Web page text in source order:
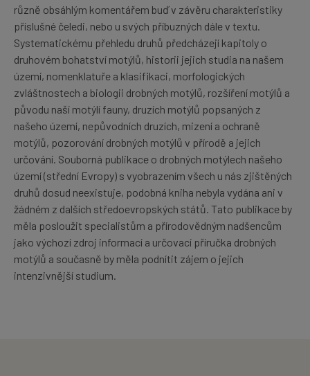
různě obsáhlým komentářem buď v závěru charakteristiky
příslušné čeledi, nebo u svých příbuzných dále v textu.
Systematickému přehledu druhů předcházejí kapitoly o
druhovém bohatství motýlů, historii jejich studia na našem
území, nomenklatuře a klasifikaci, morfologických
zvláštnostech a biologii drobných motýlů, rozšíření motýlů a
původu naší motýlí fauny, druzích motýlů popsaných z
našeho území, nepůvodních druzích, mizení a ochraně
motýlů, pozorování drobných motýlů v přírodě a jejich
určování. Souborná publikace o drobných motýlech našeho
území (střední Evropy) s vyobrazením všech u nás zjištěných
druhů dosud neexistuje, podobná kniha nebyla vydána ani v
žádném z dalších středoevropských států. Tato publikace by
měla posloužit specialistům a přírodovědným nadšencům
jako výchozí zdroj informací a určovací příručka drobných
motýlů a současně by měla podnítit zájem o jejich
intenzivnější studium.